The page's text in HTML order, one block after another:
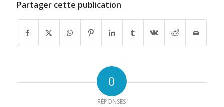
Partager cette publication
0
RÉPONSES